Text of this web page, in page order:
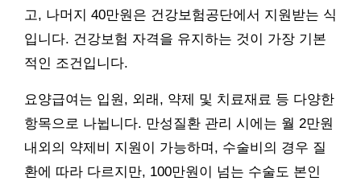
고, 나머지 40만원은 건강보험공단에서 지원받는 식
입니다. 건강보험 자격을 유지하는 것이 가장 기본
적인 조건입니다.
요양급여는 입원, 외래, 약제 및 치료재료 등 다양한
항목으로 나뉩니다. 만성질환 관리 시에는 월 2만원
내외의 약제비 지원이 가능하며, 수술비의 경우 질
환에 따라 다르지만, 100만원이 넘는 수술도 본인